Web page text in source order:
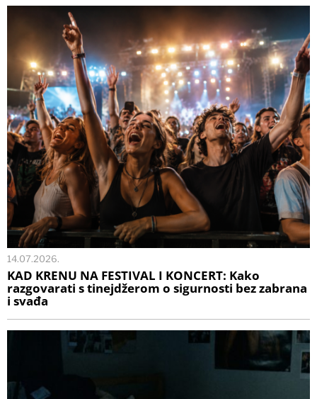
14.07.2026.
KAD KRENU NA FESTIVAL I KONCERT: Kako
razgovarati s tinejdžerom o sigurnosti bez zabrana
i svađa